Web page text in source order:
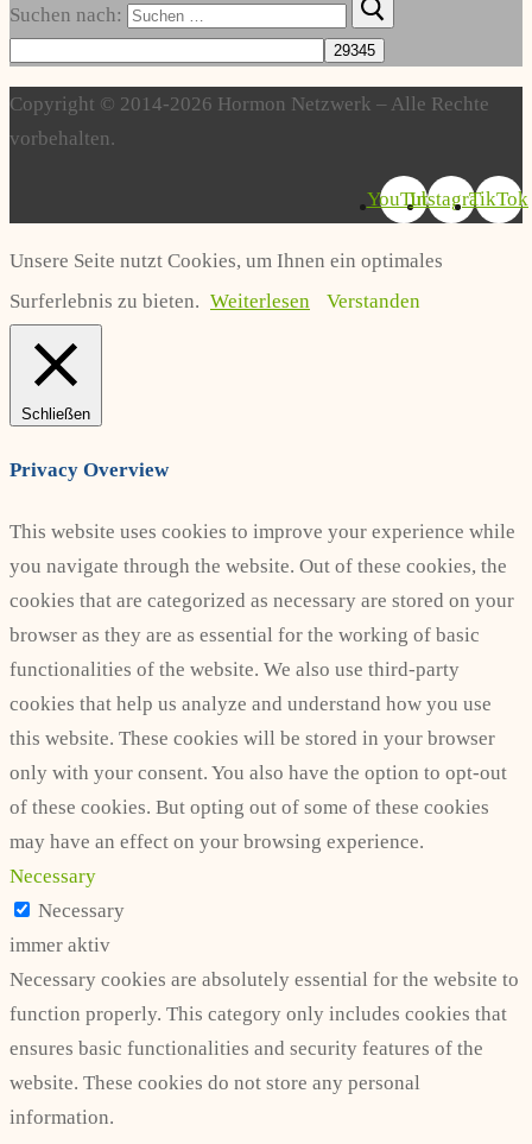
Suchen nach:
Copyright © 2014-2026 Hormon Netzwerk – Alle Rechte
vorbehalten.
YouTubeInstagramTikTok
Unsere Seite nutzt Cookies, um Ihnen ein optimales
Surferlebnis zu bieten. Weiterlesen Verstanden
Schließen
Privacy Overview
This website uses cookies to improve your experience while
you navigate through the website. Out of these cookies, the
cookies that are categorized as necessary are stored on your
browser as they are as essential for the working of basic
functionalities of the website. We also use third-party
cookies that help us analyze and understand how you use
this website. These cookies will be stored in your browser
only with your consent. You also have the option to opt-out
of these cookies. But opting out of some of these cookies
may have an effect on your browsing experience.
Necessary
Necessary
immer aktiv
Necessary cookies are absolutely essential for the website to
function properly. This category only includes cookies that
ensures basic functionalities and security features of the
website. These cookies do not store any personal
information.